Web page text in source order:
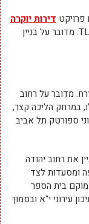
דירות יוקרה
אותו מובילה חברת הנדל"ן פרימיום TLV. מדובר על בניין
4 פונה לכיוון מזרח. מדובר על רחוב
במרחק הליכה קצר,
ספורטק תל אביב
את רחוב יהודה
ומסעדות לצד
בית הספר
עירוני י"א ובסמוך